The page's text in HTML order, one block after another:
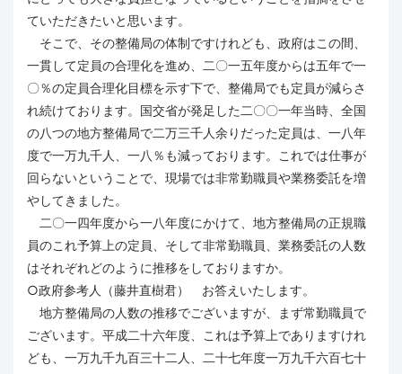
ていただきたいと思います。
そこで、その整備局の体制ですけれども、政府はこの間、
一貫して定員の合理化を進め、二〇一五年度からは五年で一
〇％の定員合理化目標を示す下で、整備局でも定員が減らさ
れ続けております。国交省が発足した二〇〇一年当時、全国
の八つの地方整備局で二万三千人余りだった定員は、一八年
度で一万九千人、一八％も減っております。これでは仕事が
回らないということで、現場では非常勤職員や業務委託を増
やしてきました。
二〇一四年度から一八年度にかけて、地方整備局の正規職
員のこれ予算上の定員、そして非常勤職員、業務委託の人数
はそれぞれどのように推移をしておりますか。
○政府参考人（藤井直樹君） お答えいたします。
地方整備局の人数の推移でございますが、まず常勤職員で
ございます。平成二十六年度、これは予算上でありますけれ
ども、一万九千九百三十二人、二十七年度一万九千六百七十